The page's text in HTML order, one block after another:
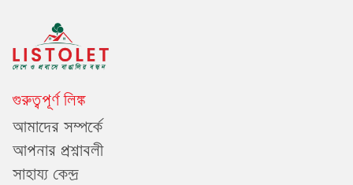
গুরুত্বপূর্ণ লিঙ্ক
আমাদের সম্পর্কে
আপনার প্রশ্নাবলী
সাহায্য কেন্দ্র